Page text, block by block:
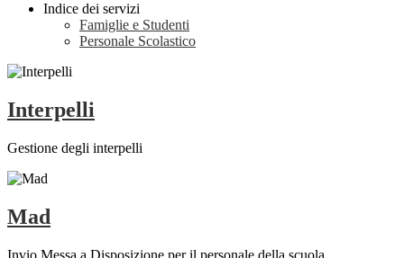
Indice dei servizi
Famiglie e Studenti
Personale Scolastico
Interpelli
Gestione degli interpelli
Mad
Invio Messa a Disposizione per il personale della scuola.